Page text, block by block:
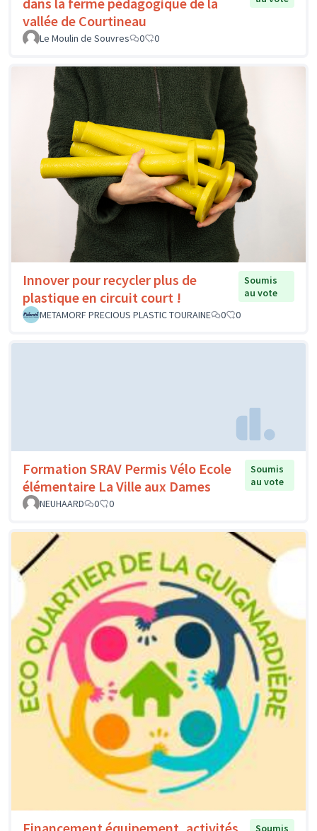
vallée de Courtineau
Le Moulin de Souvres 0 0
Innover pour recycler plus de
plastique en circuit court !
Soumis
au vote
METAMORF PRECIOUS PLASTIC TOURAINE
0 0
Formation SRAV Permis Vélo Ecole
élémentaire La Ville aux Dames
Soumis
au vote
NEUHAARD
0 0
Soumis